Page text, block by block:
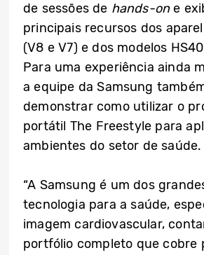
de sessões de hands-one
principais recursos dos
(V8 e V7) e dos modelos
Para uma experiência ainda
a equipe da Samsung
demonstrar como utilizar o
portátil The Freestyle para
ambientes do setor de saúde.
“A Samsung é um dos
tecnologia para a saúde,
imagem cardiovascular,
portfólio completo que cobre